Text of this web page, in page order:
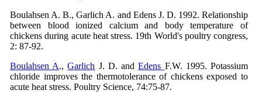
Boulahsen A. B., Garlich A. and Edens J. D. 1992. Relationship
between blood ionized calcium and body temperature of
chickens during acute heat stress. 19th World's poultry congress,
2: 87-92.
Boulahsen A.,Garlich J. D. andEdens F.W. 1995. Potassium
chloride improves the thermotolerance of chickens exposed to
acute heat stress. Poultry Science, 74:75-87.